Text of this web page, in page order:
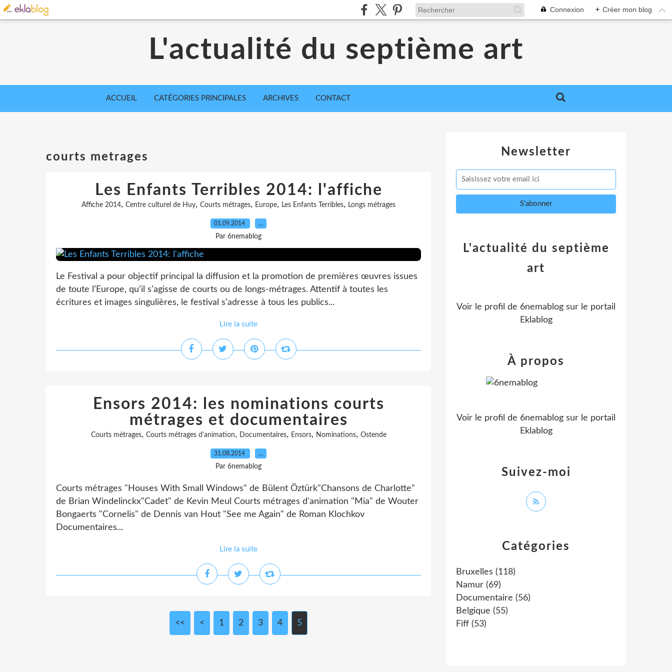
Connexion + Créer mon blog
L'actualité du septième art
ACCUEIL CATÉGORIES PRINCIPALES ARCHIVES CONTACT
courts metrages
Les Enfants Terribles 2014: l'affiche
Affiche 2014, Centre culturel de Huy, Courts métrages, Europe, Les Enfants Terribles, Longs métrages
01.09.2014 …
Par 6nemablog
Le Festival a pour objectif principal la diffusion et la promotion de premières œuvres issues
de toute l’Europe, qu’il s’agisse de courts ou de longs-métrages. Attentif à toutes les
écritures et images singulières, le festival s’adresse à tous les publics...
Lire la suite
Ensors 2014: les nominations courts
métrages et documentaires
Courts métrages, Courts métrages d'animation, Documentaires, Ensors, Nominations, Ostende
31.08.2014 …
Par 6nemablog
Courts métrages "Houses With Small Windows" de Bülent Öztürk"Chansons de Charlotte"
de Brian Windelinckx"Cadet" de Kevin Meul Courts métrages d'animation "Mia" de Wouter
Bongaerts "Cornelis" de Dennis van Hout "See me Again" de Roman Klochkov
Documentaires...
Lire la suite
<< < 1 2 3 4 5
Newsletter
Catégories
Bruxelles (118)
Namur (69)
Documentaire (56)
Belgique (55)
Fiff (53)
L'actualité du septième
art
Voir le profil de 6nemablog sur le portail
Eklablog
Suivez-moi
À propos
Voir le profil de 6nemablog sur le portail
Eklablog